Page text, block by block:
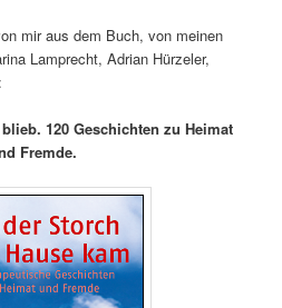
mir aus dem Buch, von meinen
Lamprecht, Adrian Hürzeler,
120 Geschichten zu Heimat
Fremde.